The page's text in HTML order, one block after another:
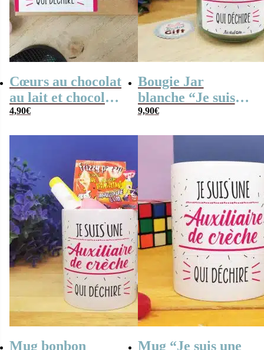
Cœurs au chocolat
au lait et chocolat
noir praliné x8
crèche qui
déchire”
4,90€
Bougie Jar
blanche “Je suis
une auxiliaire de
9,90€
Mug bonbon Mug “Je suis une